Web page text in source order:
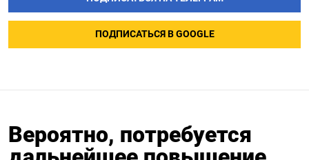
ПОДПИСАТЬСЯ В GOOGLE
Вероятно, потребуется